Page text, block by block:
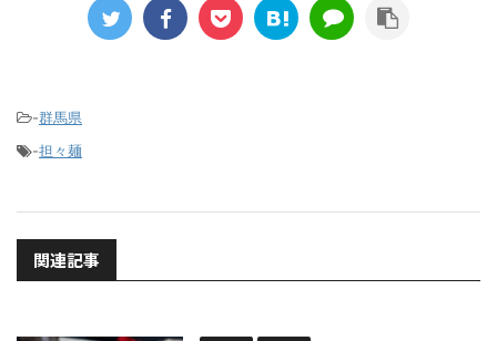
-群馬県
-担々麺
関連記事